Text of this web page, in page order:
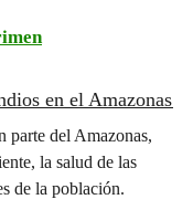
en el Amazonas
parte del Amazonas,
la salud de las
de la población.